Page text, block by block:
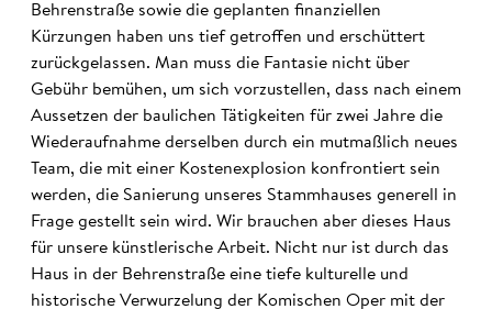
Behrenstraße sowie die geplanten finanziellen
Kürzungen haben uns tief getroffen und erschüttert
zurückgelassen. Man muss die Fantasie nicht über
Gebühr bemühen, um sich vorzustellen, dass nach einem
Aussetzen der baulichen Tätigkeiten für zwei Jahre die
Wiederaufnahme derselben durch ein mutmaßlich neues
Team, die mit einer Kostenexplosion konfrontiert sein
werden, die Sanierung unseres Stammhauses generell in
Frage gestellt sein wird. Wir brauchen aber dieses Haus
für unsere künstlerische Arbeit. Nicht nur ist durch das
Haus in der Behrenstraße eine tiefe kulturelle und
historische Verwurzelung der Komischen Oper mit der